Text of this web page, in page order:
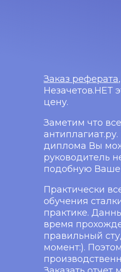
Заказ реферата
Незачетов.НЕТ
цену.
Заметим что
диплома Вы
руководитель
подобную
Практически
обучения
практике.
время
правильный
момент:).